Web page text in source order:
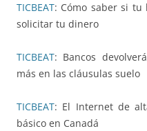
TICBEAT: Cómo saber si tu
solicitar tu dinero
TICBEAT: Bancos
más en las cláusulas suelo
TICBEAT: El Internet de
básico en Canadá